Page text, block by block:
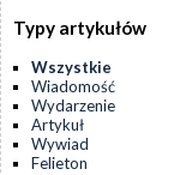
Typy artykułów
Wszystkie
Wiadomość
Wydarzenie
Artykuł
Wywiad
Felieton